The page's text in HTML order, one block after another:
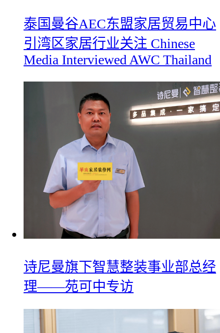
​泰国曼谷AEC东盟家居贸易中心
引湾区家居行业关注 Chinese
Media Interviewed AWC Thailand
诗尼曼旗下智慧整装事业部总经
理——苑可中专访